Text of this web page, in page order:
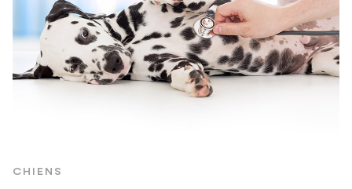
CHIENS